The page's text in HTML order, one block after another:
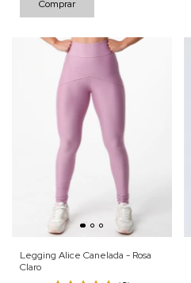
Comprar
Legging Alice Canelada - Rosa
Claro